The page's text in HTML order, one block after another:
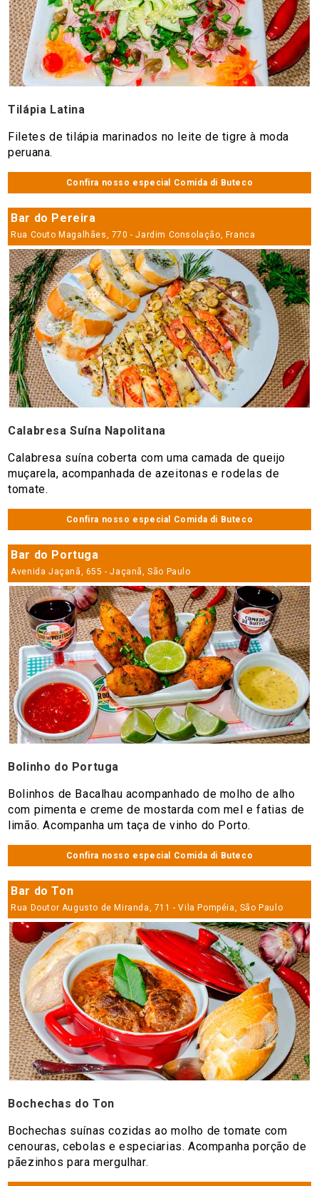
Tilápia Latina
Filetes de tilápia marinados no leite de tigre à moda
peruana.
Confira nosso especial Comida di Buteco
Bar do Pereira
Rua Couto Magalhães, 770 - Jardim Consolação, Franca
Calabresa Suína Napolitana
Calabresa suína coberta com uma camada de queijo
muçarela, acompanhada de azeitonas e rodelas de
tomate.
Confira nosso especial Comida di Buteco
Bar do Portuga
Avenida Jaçanã, 655 - Jaçanã, São Paulo
Bolinho do Portuga
Bolinhos de Bacalhau acompanhado de molho de alho
com pimenta e creme de mostarda com mel e fatias de
limão. Acompanha um taça de vinho do Porto.
Confira nosso especial Comida di Buteco
Bar do Ton
Rua Doutor Augusto de Miranda, 711 - Vila Pompéia, São Paulo
Bochechas do Ton
Bochechas suínas cozidas ao molho de tomate com
cenouras, cebolas e especiarias. Acompanha porção de
pãezinhos para mergulhar.